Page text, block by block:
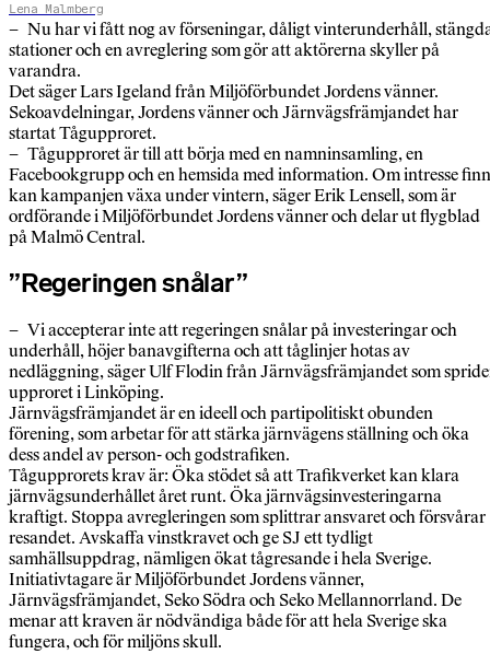
Lena Malmberg
– Nu har vi fått nog av förseningar, dåligt vinterunderhåll,
stationer och en avreglering som gör att aktörerna skyller på
varandra.
Det säger Lars Igeland från Miljöförbundet Jordens vänner.
Sekoavdelningar, Jordens vänner och Järnvägsfrämjandet har
startat Tågupproret.
– Tågupproret är till att börja med en namninsamling, en
Facebookgrupp och en hemsida med information. Om intresse
kan kampanjen växa under vintern, säger Erik Lensell, som är
ordförande i Miljöförbundet Jordens vänner och delar ut flygblad
på Malmö Central.
”Regeringen snålar”
– Vi accepterar inte att regeringen snålar på investeringar och
underhåll, höjer banavgifterna och att tåglinjer hotas av
nedläggning, säger Ulf Flodin från Järnvägsfrämjandet som
upproret i Linköping.
Järnvägsfrämjandet är en ideell och partipolitiskt obunden
förening, som arbetar för att stärka järnvägens ställning och öka
dess andel av person- och godstrafiken.
Tågupprorets krav är: Öka stödet så att Trafikverket kan klara
järnvägsunderhållet året runt. Öka järnvägsinvesteringarna
kraftigt. Stoppa avregleringen som splittrar ansvaret och försvårar
resandet. Avskaffa vinstkravet och ge SJ ett tydligt
samhällsuppdrag, nämligen ökat tågresande i hela Sverige.
Initiativtagare är Miljöförbundet Jordens vänner,
Järnvägsfrämjandet, Seko Södra och Seko Mellannorrland. De
menar att kraven är nödvändiga både för att hela Sverige ska
fungera, och för miljöns skull.